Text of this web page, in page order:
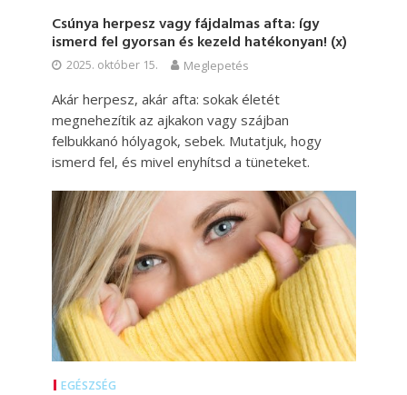
Csúnya herpesz vagy fájdalmas afta: így
ismerd fel gyorsan és kezeld hatékonyan! (x)
2025. október 15. Meglepetés
Akár herpesz, akár afta: sokak életét
megnehezítik az ajkakon vagy szájban
felbukkanó hólyagok, sebek. Mutatjuk, hogy
ismerd fel, és mivel enyhítsd a tüneteket.
EGÉSZSÉG